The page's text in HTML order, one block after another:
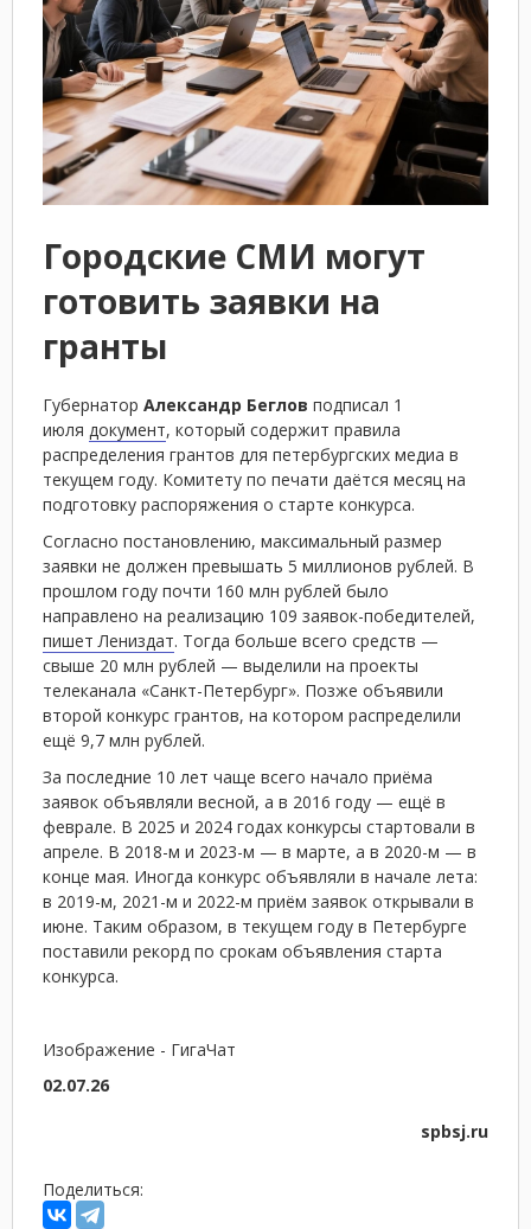
Городские СМИ могут
готовить заявки на
гранты
Губернатор Александр Беглов подписал 1
июля документ, который содержит правила
распределения грантов для петербургских медиа в
текущем году. Комитету по печати даётся месяц на
подготовку распоряжения о старте конкурса.
Согласно постановлению, максимальный размер
заявки не должен превышать 5 миллионов рублей. В
прошлом году почти 160 млн рублей было
направлено на реализацию 109 заявок-победителей,
пишет Лениздат. Тогда больше всего средств —
свыше 20 млн рублей — выделили на проекты
телеканала «Санкт-Петербург». Позже объявили
второй конкурс грантов, на котором распределили
ещё 9,7 млн рублей.
За последние 10 лет чаще всего начало приёма
заявок объявляли весной, а в 2016 году — ещё в
феврале. В 2025 и 2024 годах конкурсы стартовали в
апреле. В 2018-м и 2023-м — в марте, а в 2020-м — в
конце мая. Иногда конкурс объявляли в начале лета:
в 2019-м, 2021-м и 2022-м приём заявок открывали в
июне. Таким образом, в текущем году в Петербурге
поставили рекорд по срокам объявления старта
конкурса.
Изображение - ГигаЧат
02.07.26
spbsj.ru
Поделиться: